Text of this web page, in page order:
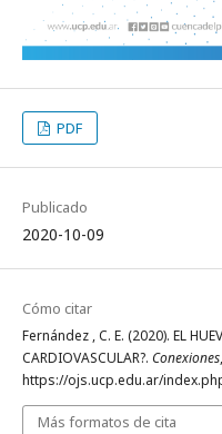
PDF
Publicado
2020-10-09
Cómo citar
Fernández , C. E. (2020). EL
CARDIOVASCULAR?. Conexiones,
https://ojs.ucp.edu.ar/
Más formatos de cita